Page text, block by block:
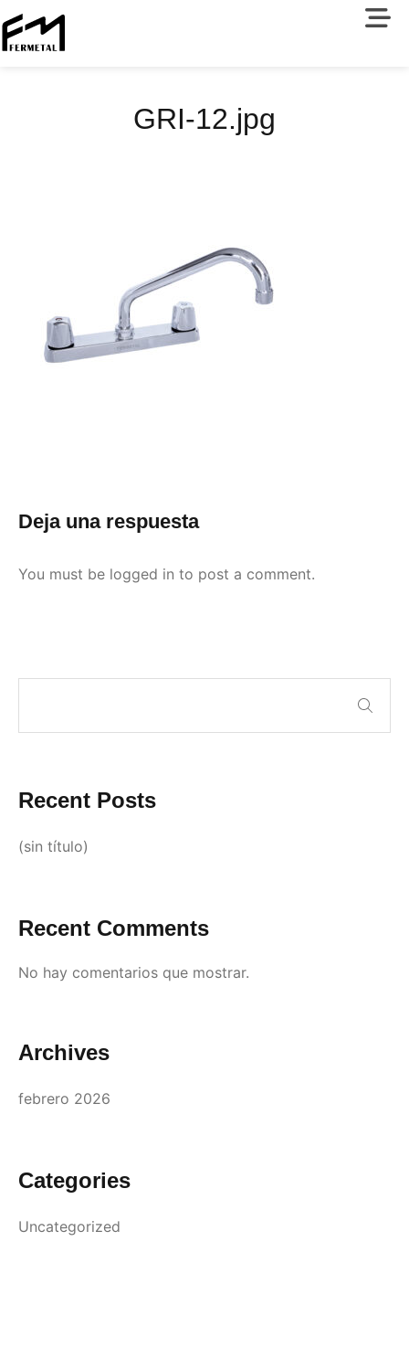
GRI-12.jpg
Recent Posts
(sin título)
Recent Comments
No hay comentarios que mostrar.
Archives
febrero 2026
Categories
Uncategorized
Deja una respuesta
You must be logged in to post a comment.